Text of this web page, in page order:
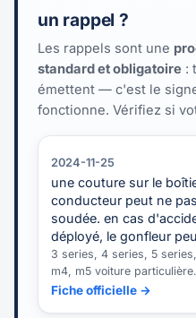
un rappel ?
Les rappels sont une
standard et obligatoire :
émettent — c'est le
fonctionne. Vérifiez si
2024-11-25
une couture sur le
conducteur peut ne
soudée. en cas
déployé, le gonfleur
3 series, 4 series, 5
m4, m5 voiture particulière.
Fiche officielle →